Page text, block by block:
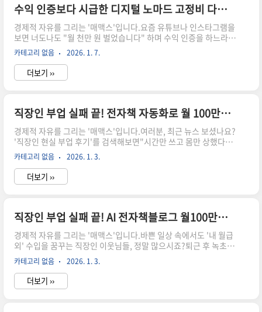
폭탄 원인과 필수 절세법에 대해 제 경험을 녹여 아주 상세하게 풀어
드리겠습니다.종합소득세 신고, 왜 N잡러에게 세금 폭탄이 될까?1.
연말정산과 종합소득세의 차이 착각많은 분들이 직장에서 연말정
산..
수익 인증보다 시급한 디지털 노마드 고정비 다이어트의 기술
경제적 자유를 그리는 '매맥스'입니다.요즘 유튜브나 인스타그램을
보면 너도나도 "월 천만 원 벌었습니다" 하며 수익 인증을 하느라
바쁘더군요.물론 멋진 성과입니다.하지만 그 이면에는 아무도 말해
주지 않는 '잔인한 고정비의 진실'이 숨어 있거든요.검색 데이터를
보면 "디지털 노마드 현실"이나 "아직 안 합니다" 같은 회의적인 글
들이 꽤 보입니다.왜 그럴까요? 벌어들이는 속도보다 나가는 속도
에 대해 이야기해 보려 합니다.이건 단순한 절약이 아닙니다.여러분
의 통장에 꽂히는 진짜 돈, '순수익'을 지키기 위한 가장 공격적인 방
어 전략입니다.[Phase 1. 준비] 디지털 노마드가 '..
카테고리 없음 2026. 1. 7.
더보기 ››
직장인 부업 실패 끝! 전자책 자동화로 월 100만원 버는 법
경제적 자유를 그리는 '매맥스'입니다.여러분, 최근 뉴스 보셨나요?
'직장인 현실 부업 후기'를 검색해보면"시간만 쓰고 몸만 상했다"는
실패담이 쏟아집니다.퇴근하고 배달 뛰고, 데이터 라벨링 하고...이
렇게 내 시간을 갈아 넣는 부업은 오래가기 힘들어요.하지만 저는
오늘 여러분께 '잠자는 동안에도 통장에 돈이 꽂히는'진짜 시스템을
이야기하려 해요. 바로 [전자책 자동화 수익]입니다."글솜씨가 없는
드릴게요. PART 1. [준비] 왜 당신의 부업은 실패했을까?많은 직장
인들이 부업에 실패하는 이유는 명확해요.'노동 소득'의 굴레를 벗
어나지 못했기 때문이죠.블로그에 글 하나 쓰..
카테고리 없음 2026. 1. 3.
더보기 ››
직장인 부업 실패 끝! AI 전자책블로그 월100만원 자동 수익
경제적 자유를 그리는 '매맥스'입니다.바쁜 일상 속에서도 '내 월급
외' 수입을 꿈꾸는 직장인 이웃님들, 정말 많으시죠?퇴근 후 녹초가
된 몸을 이끌고 부업에 뛰어들었지만, 번번이 실패의 쓴맛을 보셨던
분들이라면 오늘 이야기에 특히 주목해 주세요.'열심히 했는데 왜
안 될까?''도대체 자동 수익은 남의 이야기인가?'이런 고민들을 저
매맥스도 수없이 해왔답니다.하지만 이제, AI 기술이 우리의 고정관
카테고리 없음 2026. 1. 3.
더보기 ››